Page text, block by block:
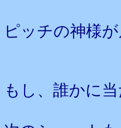
ピッチの神様
もし、誰かに